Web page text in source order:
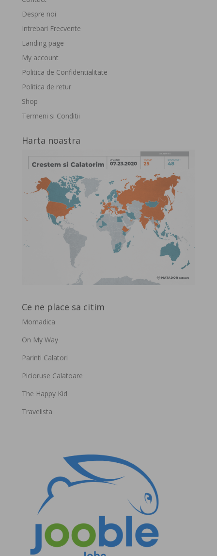
Despre noi
Intrebari Frecvente
Landing page
My account
Politica de Confidentialitate
Politica de retur
Shop
Termeni si Conditii
Harta noastra
Ce ne place sa citim
Momadica
On My Way
Parinti Calatori
Picioruse Calatoare
The Happy Kid
Travelista